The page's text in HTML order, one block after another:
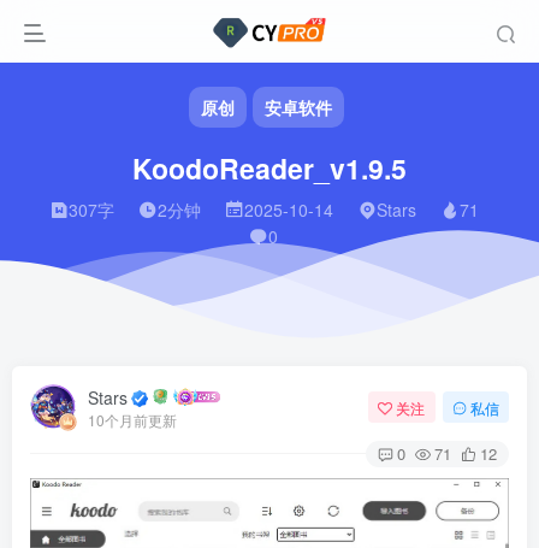
原创 安卓软件
KoodoReader_v1.9.5
307字 2分钟 2025-10-14 Stars
71
0
Stars
10个月前更新
关注 私信
0 71 12